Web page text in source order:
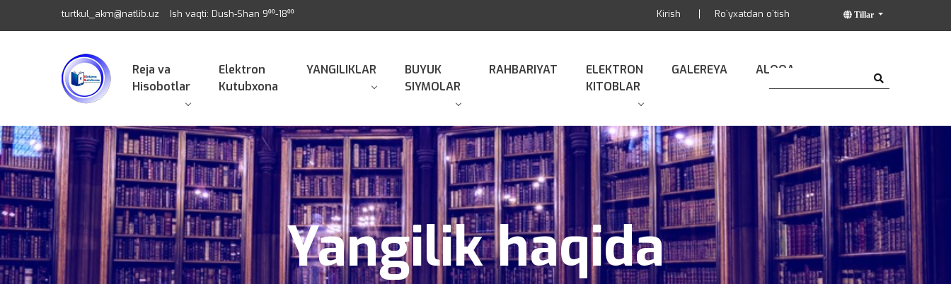
turtkul_akm@natlib.uz Ish vaqti: Dush-Shan 9⁰⁰-18⁰⁰ Tillar
Kirish Ro`yxatdan o`tish
Reja va
Hisobotlar
Elektron
Kutubxona
YANGILIKLAR
BUYUK
SIYMOLAR
RAHBARIYAT
ELEKTRON
KITOBLAR
GALEREYA ALOQA
Yangilik haqida